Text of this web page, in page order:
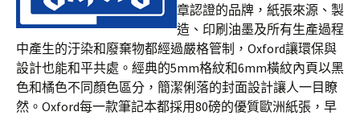
章認證的品牌，紙張來源、製
造、印刷油墨及所有生產過程
中產生的汙染和廢棄物都經過嚴格管制，Oxford讓環保與
設計也能和平共處。經典的5mm格紋和6mm橫紋內頁以黑
色和橘色不同顏色區分，簡潔俐落的封面設計讓人一目瞭
然。Oxford每一款筆記本都採用80磅的優質歐洲紙張，早